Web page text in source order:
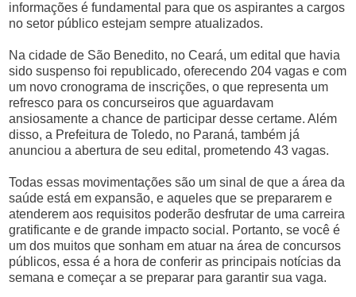
informações é fundamental para que os aspirantes a cargos
no setor público estejam sempre atualizados.
Na cidade de São Benedito, no Ceará, um edital que havia
sido suspenso foi republicado, oferecendo 204 vagas e com
um novo cronograma de inscrições, o que representa um
refresco para os concurseiros que aguardavam
ansiosamente a chance de participar desse certame. Além
disso, a Prefeitura de Toledo, no Paraná, também já
anunciou a abertura de seu edital, prometendo 43 vagas.
Todas essas movimentações são um sinal de que a área da
saúde está em expansão, e aqueles que se prepararem e
atenderem aos requisitos poderão desfrutar de uma carreira
gratificante e de grande impacto social. Portanto, se você é
um dos muitos que sonham em atuar na área de concursos
públicos, essa é a hora de conferir as principais notícias da
semana e começar a se preparar para garantir sua vaga.